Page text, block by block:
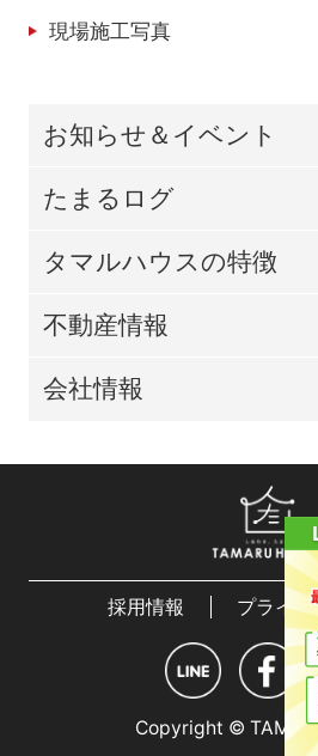
現場施工写真
お知らせ＆イベント
たまるログ
タマルハウスの特徴
不動産情報
会社情報
採用情報 プライ
Copyright ©